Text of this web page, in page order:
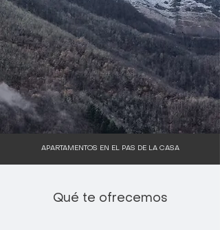
APARTAMENTOS EN EL PAS DE LA CASA
Qué te ofrecemos